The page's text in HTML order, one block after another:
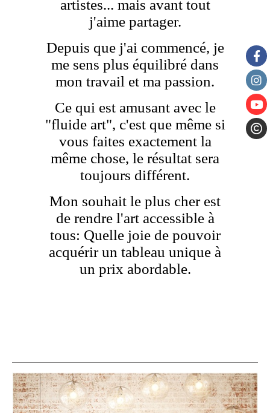
artistes... mais avant tout
j'aime partager.
Depuis que j'ai commencé, je
me sens plus équilibré dans
mon travail et ma passion.
Ce qui est amusant avec le
"fluide art", c'est que même si
vous faites exactement la
même chose, le résultat sera
toujours différent.
Mon souhait le plus cher est
de rendre l'art accessible à
tous: Quelle joie de pouvoir
acquérir un tableau unique à
un prix abordable.